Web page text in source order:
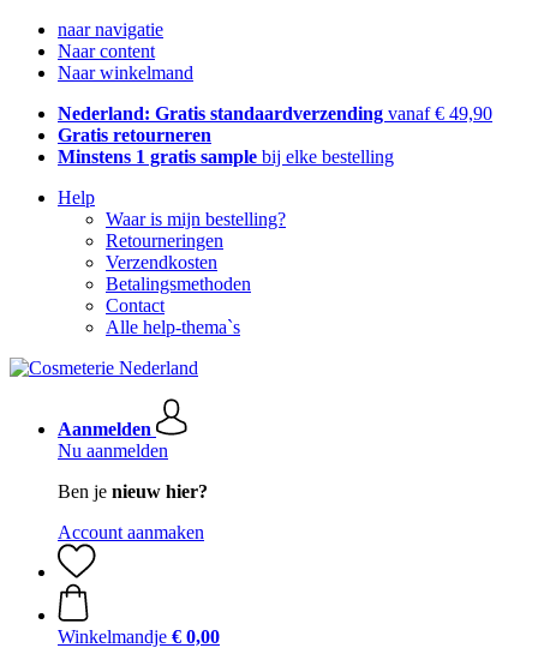
naar navigatie
Naar content
Naar winkelmand
Nederland: Gratis standaardverzending vanaf € 49,90
Gratis retourneren
Minstens 1 gratis sample bij elke bestelling
Help
Waar is mijn bestelling?
Retourneringen
Verzendkosten
Betalingsmethoden
Contact
Alle help-thema`s
Aanmelden
Nu aanmelden
Ben je nieuw hier?
Account aanmaken
Winkelmandje € 0,00